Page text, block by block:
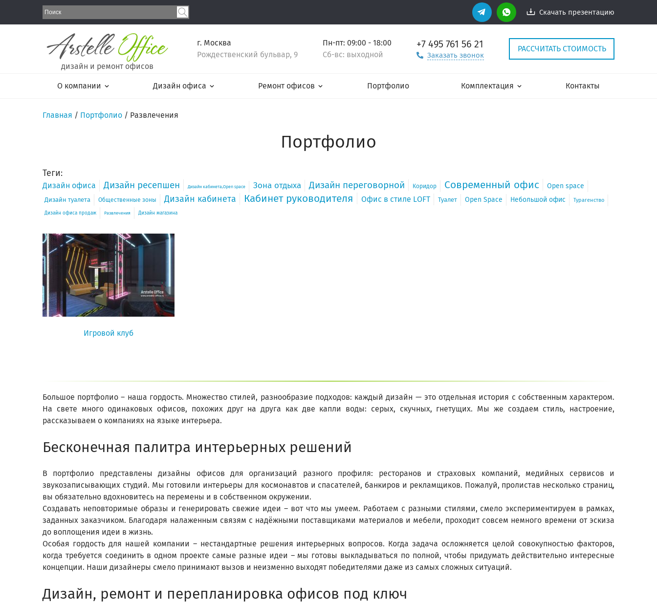
Скачать презентацию
дизайн и ремонт офисов
г. Москва
Рождественский бульвар, 9
Пн-пт: 09:00 - 18:00
Сб-вс: выходной
+7 495 761 56 21
Заказать звонок
РАССЧИТАТЬ СТОИМОСТЬ
О компании Дизайн офиса Ремонт офисов Портфолио Комплектация Контакты
Главная / Портфолио / Развлечения
Портфолио
Теги:
Дизайн офиса Дизайн ресепшен Дизайн кабинета,Open space Зона отдыха Дизайн переговорной Коридор Современный офис Open space
Дизайн туалета Общественные зоны Дизайн кабинета Кабинет руководителя Офис в стиле LOFT Туалет Open Space Небольшой офис Турагенство
Дизайн офиса продаж Развлечения Дизайн магазина
Игровой клуб
Большое портфолио – наша гордость. Множество стилей, разнообразие подходов: каждый дизайн — это отдельная история с собственным характером.
На свете много одинаковых офисов, похожих друг на друга как две капли воды: серых, скучных, гнетущих. Мы же создаем стиль, настроение,
рассказываем о компаниях на языке интерьера.
Бесконечная палитра интерьерных решений
В портфолио представлены дизайны офисов для организаций разного профиля: ресторанов и страховых компаний, медийных сервисов и
звукозаписывающих студий. Мы готовили интерьеры для космонавтов и спасателей, банкиров и рекламщиков. Пожалуй, пролистав несколько страниц,
вы обязательно вдохновитесь на перемены и в собственном окружении.
Создавать неповторимые образы и генерировать свежие идеи – вот что мы умеем. Работаем с разными стилями, смело экспериментируем в рамках,
заданных заказчиком. Благодаря налаженным связям с надёжными поставщиками материалов и мебели, проходит совсем немного времени от эскиза
до воплощения идеи в жизнь.
Особая гордость для нашей компании – нестандартные решения интерьерных вопросов. Когда задача осложняется целой совокупностью факторов,
когда требуется соединить в одном проекте самые разные идеи – мы готовы выкладываться по полной, чтобы придумать действительно интересные
концепции. Наши дизайнеры смело принимают вызов и неизменно выходят победителями даже из самых сложных ситуаций.
Дизайн, ремонт и перепланировка офисов под ключ